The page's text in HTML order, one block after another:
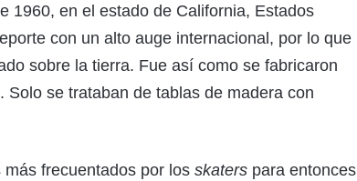
1960, en el estado de California, Estados
con un alto auge internacional, por lo que
sobre la tierra. Fue así como se fabricaron
Solo se trataban de tablas de madera con
frecuentados por los skaters para entonces